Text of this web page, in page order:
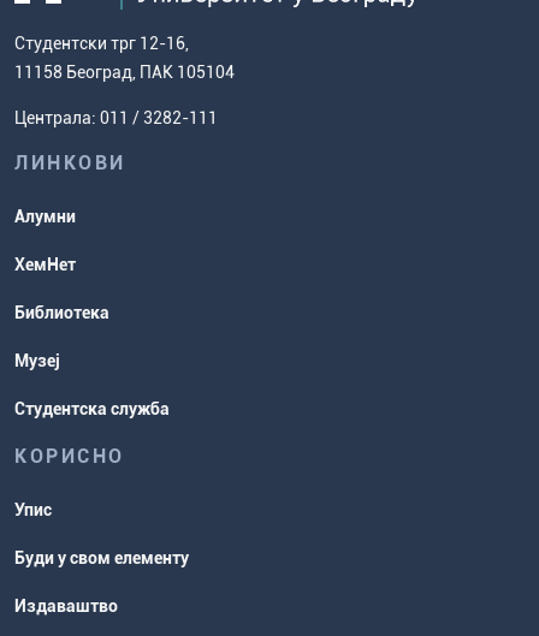
како доћи до нас
Научноистраживачки рад
Европски систем преноса бодова
(ЕСПБ)
Усавршавање за наставнике
Повереник за равноправност
Студентске организације
рокови
Ценовник студија
испита
Студентски трг 12-16,
11158 Београд, ПАК 105104
Централа: 011 / 3282-111
ЛИНКОВИ
Алумни
ХемНет
Библиотека
Музеј
Студентска служба
КОРИСНО
Упис
Буди у свом елементу
Издаваштво